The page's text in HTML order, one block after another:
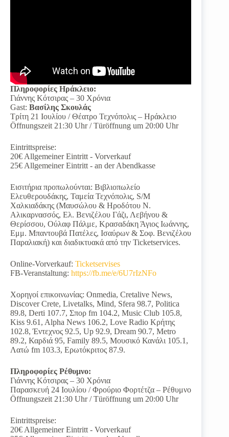
Πληροφορίες Ηράκλειο:
Γιάννης Κότσιρας – 30 Χρόνια
Gast: Βασίλης Σκουλάς
Τρίτη 21 Ιουλίου / Θέατρο Τεχνόπολις – Ηράκλειο
Öffnungszeit 21:30 Uhr / Türöffnung um 20:00 Uhr
Eintrittspreise:
20€ Allgemeiner Eintritt - Vorverkauf
25€ Allgemeiner Eintritt - an der Abendkasse
Εισιτήρια προπωλούνται: Βιβλιοπωλείο
Ελευθερουδάκης, Ταμεία Τεχνόπολις, S/M
Χαλκιαδάκης (Μαυσώλου & Ηροδότου Ν.
Αλικαρνασσός, Ελ. Βενιζέλου Γάζι, Λεβήνου &
Θερίσσου, Ούλαφ Πάλμε, Κρασαδάκη Άγιος Ιωάννης,
Εμμ. Μπαντουβά Πατέλες, Ισαύρων & Σοφ. Βενιζέλου
Παραλιακή) και διαδικτυακά από την Ticketservices.
Online-Vorverkauf: Ticketservises
FB-Veranstaltung: https://fb.me/e/6U7rIzNFo
Χορηγοί επικοινωνίας: Onmedia, Cretalive News,
Discover Crete, Livetalks, Mind, Sfera 98.7, Politica
89.8, Derti 107.7, Σπορ fm 104.2, Music Club 105.8,
Kiss 9.61, Alpha News 106.2, Love Radio Κρήτης
102.8, Έντεχνος 92.5, Up 92.9, Dream 90.7, Metro
89.2, Καρδιά 95, Family 89.5, Μουσικό Κανάλι 105.1,
Λατώ fm 103.3, Ερωτόκριτος 87.9.
Πληροφορίες Ρέθυμνο:
Γιάννης Κότσιρας – 30 Χρόνια
Παρασκευή 24 Ιουλίου / Φρούριο Φορτέτζα – Ρέθυμνο
Öffnungszeit 21:30 Uhr / Türöffnung um 20:00 Uhr
Eintrittspreise:
20€ Allgemeiner Eintritt - Vorverkauf